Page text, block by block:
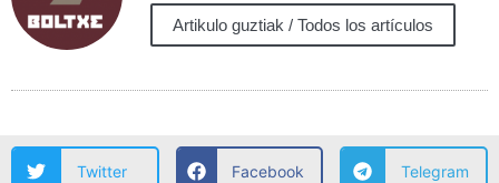
Artikulo guztiak / Todos los artículos
Twitter Facebook Telegram